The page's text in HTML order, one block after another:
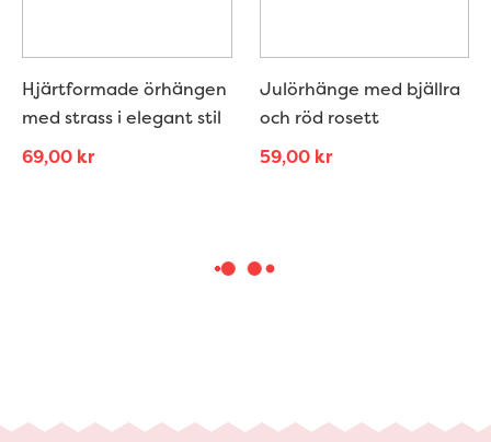
Hjärtformade örhängen
med strass i elegant stil
69,00 kr
Julörhänge med bjällra
och röd rosett
59,00 kr